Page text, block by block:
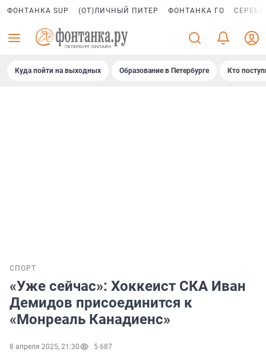
ФОНТАНКА SUP (ОТ)ЛИЧНЫЙ ПИТЕР ФОНТАНКА ГО
Куда пойти на выходных Образование в Петербурге Кто
СПОРТ
«Уже сейчас»: Хоккеист СКА Иван
Демидов присоединится к
«Монреаль Канадиенс»
8 апреля 2025, 21:30 5 687